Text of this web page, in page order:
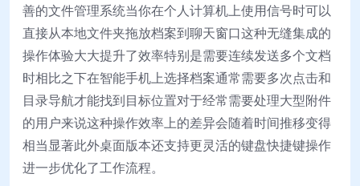
善的文件管理系统当你在个人计算机上使用信号时可以
直接从本地文件夹拖放档案到聊天窗口这种无缝集成的
操作体验大大提升了效率特别是需要连续发送多个文档
时相比之下在智能手机上选择档案通常需要多次点击和
目录导航才能找到目标位置对于经常需要处理大型附件
的用户来说这种操作效率上的差异会随着时间推移变得
相当显著此外桌面版本还支持更灵活的键盘快捷键操作
进一步优化了工作流程。